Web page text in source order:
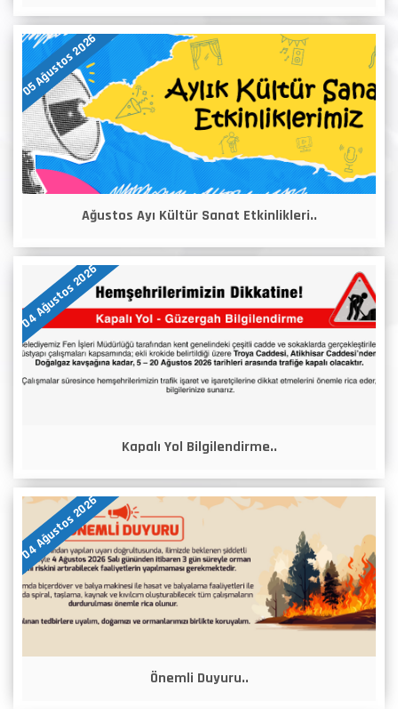
05 Ağustos 2026
Ağustos Ayı Kültür Sanat Etkinlikleri..
04 Ağustos 2026
Kapalı Yol Bilgilendirme..
04 Ağustos 2026
Önemli Duyuru..